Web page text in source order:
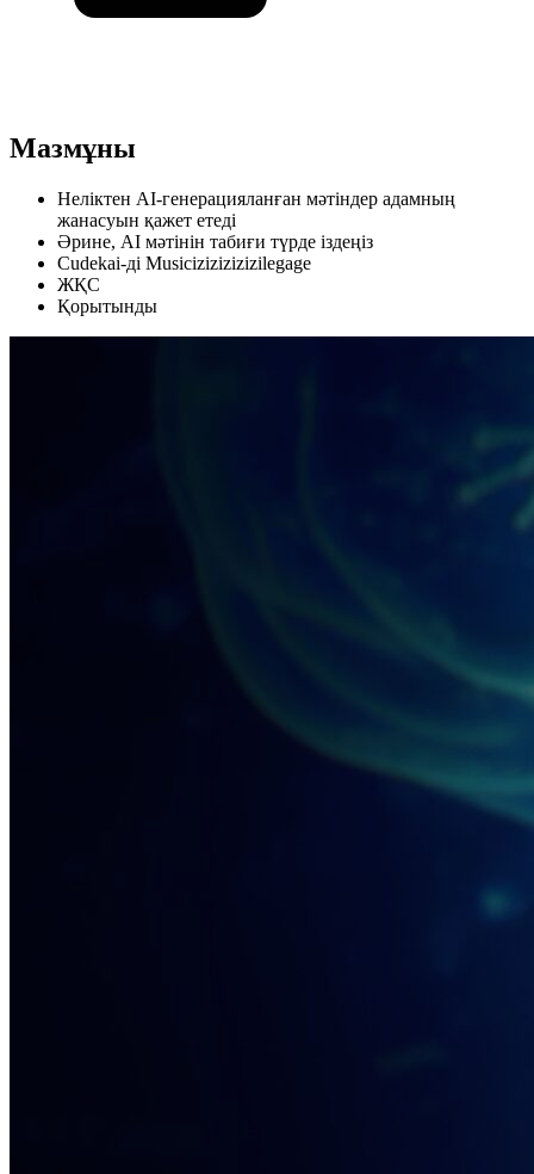
Мазмұны
Неліктен AI-генерацияланған мәтіндер адамның
жанасуын қажет етеді
Әрине, AI мәтінін табиғи түрде іздеңіз
Cudekai-ді Musicizizizizizilegage
ЖҚС
Қорытынды